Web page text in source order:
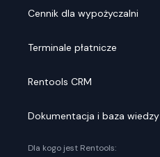
Cennik dla wypożyczalni
Terminale płatnicze
Rentools CRM
Dokumentacja i baza wiedzy
Dla kogo jest Rentools: